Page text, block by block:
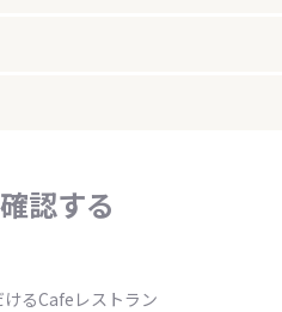
認する
るCafeレストラン